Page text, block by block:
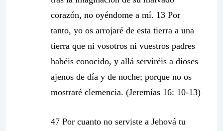
corazón, no oyéndome a mí. 13 Por
tanto, yo os arrojaré de esta tierra a una
tierra que ni vosotros ni vuestros padres
habéis conocido, y allá serviréis a dioses
ajenos de día y de noche; porque no os
mostraré clemencia. (Jeremías 16: 10-13)
47 Por cuanto no serviste a Jehová tu